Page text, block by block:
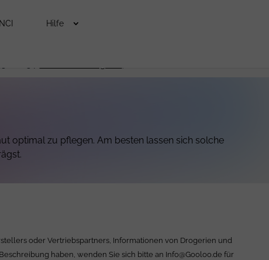
Hilfe
und 34.
optimal zu pflegen. Am besten lassen sich solche
oder Vertriebspartners, Informationen von Drogerien und
haben, wenden Sie sich bitte an Info@Gooloo.de für